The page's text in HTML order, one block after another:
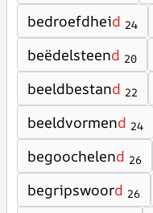
bedroefdheid 24
beëdelsteend 20
beeldbestand 22
beeldvormend 24
begoochelend 26
begripswoord 26